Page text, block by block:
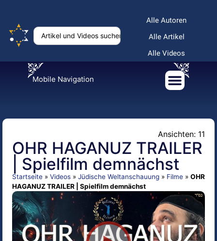
Alle Autoren
Alle Artikel
Alle Videos
Mobile Navigation
Ansichten: 11
OHR HAGANUZ TRAILER
| Spielfilm demnächst
Startseite » Videos » Jüdische Weltanschauung » Filme » OHR
HAGANUZ TRAILER | Spielfilm demnächst